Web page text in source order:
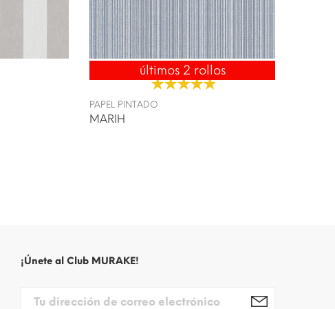
ENVÍO 24/48H
últimos 2 rollos
PAPEL PINTADO
MARIH
¡Únete al Club MURAKE!